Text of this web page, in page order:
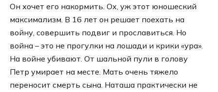
Он хочет его накормить. Ох, уж этот юношеский
максимализм. В 16 лет он решает поехать на
войну, совершить подвиг и прославиться. Но
война – это не прогулки на лошади и крики «ура».
На войне убивают. От шальной пули в голову
Петр умирает на месте. Мать очень тяжело
переносит смерть сына. Наташа практически не